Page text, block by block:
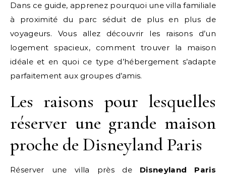
Dans ce guide, apprenez pourquoi une villa familiale
à proximité du parc séduit de plus en plus de
voyageurs. Vous allez découvrir les raisons d’un
logement spacieux, comment trouver la maison
idéale et en quoi ce type d’hébergement s’adapte
parfaitement aux groupes d’amis.
Les raisons pour lesquelles
réserver une grande maison
proche de Disneyland Paris
Réserver une villa près de Disneyland Paris